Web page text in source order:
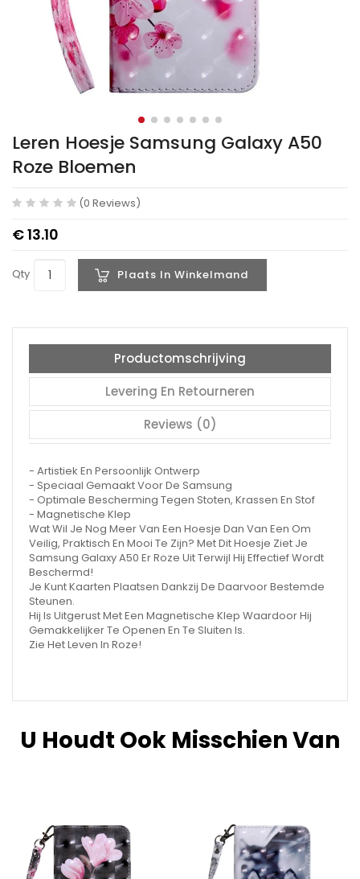
Leren Hoesje Samsung Galaxy A50
Roze Bloemen
(0 Reviews)
€ 13.10
Qty Plaats In Winkelmand
Productomschrijving
Levering En Retourneren
Reviews (0)
- Artistiek En Persoonlijk Ontwerp
- Speciaal Gemaakt Voor De Samsung
- Optimale Bescherming Tegen Stoten, Krassen En Stof
- Magnetische Klep
Wat Wil Je Nog Meer Van Een Hoesje Dan Van Een Om
Veilig, Praktisch En Mooi Te Zijn? Met Dit Hoesje Ziet Je
Samsung Galaxy A50 Er Roze Uit Terwijl Hij Effectief Wordt
Beschermd!
Je Kunt Kaarten Plaatsen Dankzij De Daarvoor Bestemde
Steunen.
Hij Is Uitgerust Met Een Magnetische Klep Waardoor Hij
Gemakkelijker Te Openen En Te Sluiten Is.
Zie Het Leven In Roze!
U Houdt Ook Misschien Van